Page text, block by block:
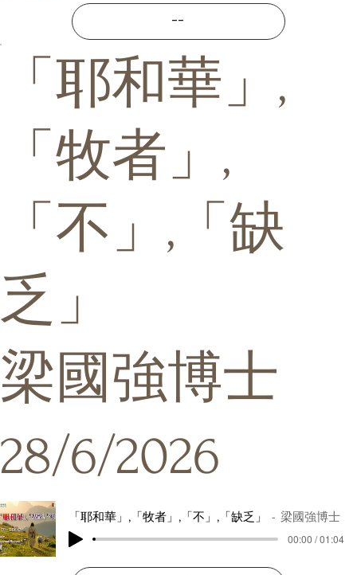
--
28/6/2026
梁國強博士
「耶和華」,
「牧者」,
「不」,「缺
乏」
「耶和華」,「牧者」,「不」,「缺乏」
梁國強博士
00:00 / 01:04